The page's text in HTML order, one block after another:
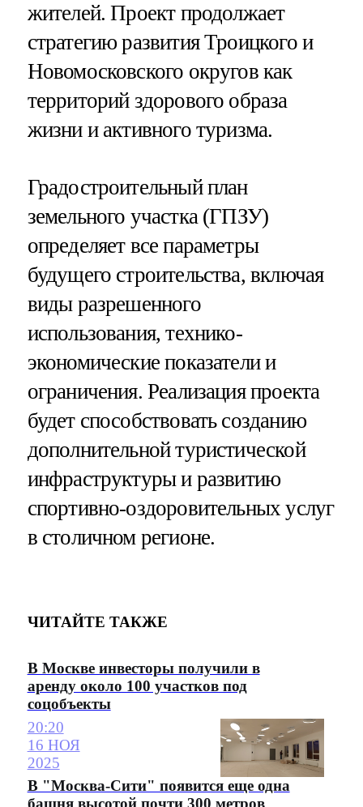
жителей. Проект продолжает
стратегию развития Троицкого и
Новомосковского округов как
территорий здорового образа
жизни и активного туризма.
Градостроительный план
земельного участка (ГПЗУ)
определяет все параметры
будущего строительства, включая
виды разрешенного
использования, технико-
экономические показатели и
ограничения. Реализация проекта
будет способствовать созданию
дополнительной туристической
инфраструктуры и развитию
спортивно-оздоровительных услуг
в столичном регионе.
ЧИТАЙТЕ ТАКЖЕ
В Москве инвесторы получили в
аренду около 100 участков под
соцобъекты
20:20
16 НОЯ
2025
В "Москва-Сити" появится еще одна
башня высотой почти 300 метров